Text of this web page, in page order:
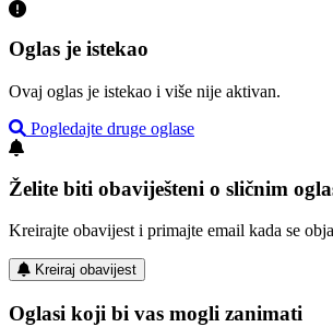
Oglas je istekao
Ovaj oglas je istekao i više nije aktivan.
Pogledajte druge oglase
Želite biti obaviješteni o sličnim
Kreirajte obavijest i primajte email kada se
Kreiraj obavijest
Oglasi koji bi vas mogli zanimati